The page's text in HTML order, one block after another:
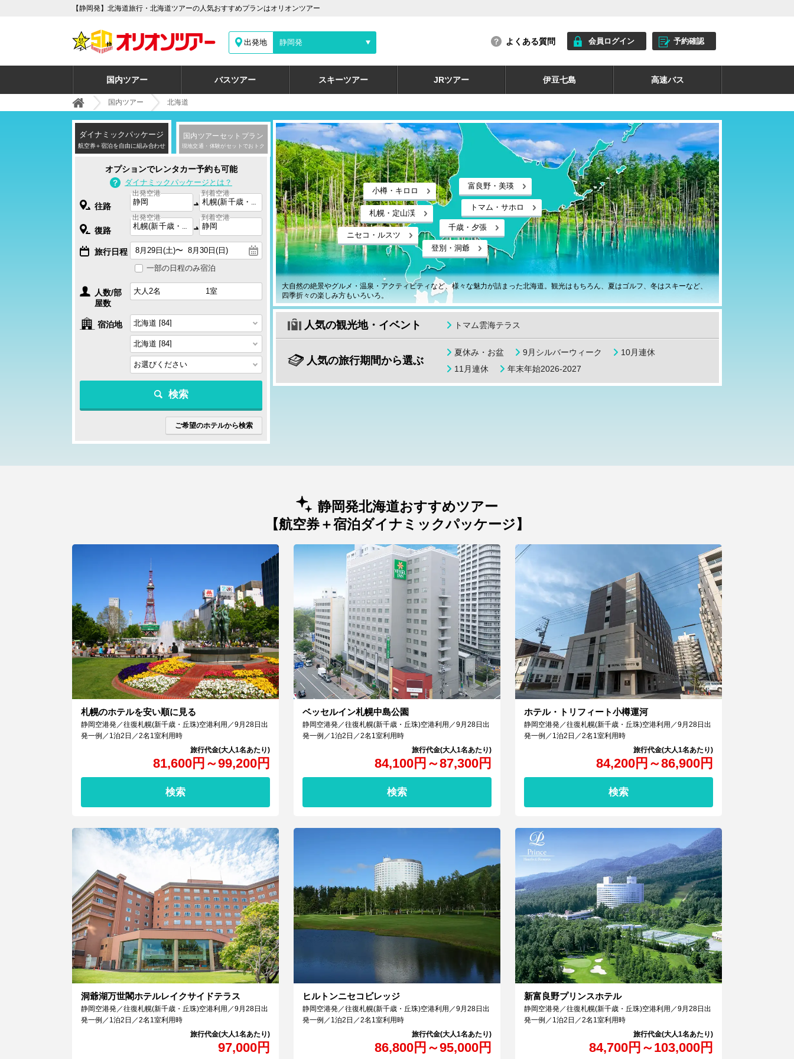
【静岡発】北海道旅行・北海道ツアーの人気おすすめプランはオリオンツアー
出発地 静岡発 よくある質問 会員ログイン 予約確認
国内ツアー バスツアー スキーツアー JRツアー 伊豆七島 高速バス
国内ツアー 北海道
札幌・定山渓
小樽・キロロ
千歳・夕張
ニセコ・ルスツ
登別・洞爺
富良野・美瑛
トマム・サホロ
大自然の絶景やグルメ・温泉・アクティビティなど、様々な魅力が詰まった北海道。観光はもちろん、夏はゴルフ、冬はスキーなど、
四季折々の楽しみ方もいろいろ。
人気の観光地・イベント トマム雲海テラス
人気の旅行期間から選ぶ
夏休み・お盆 9月シルバーウィーク
10月連休
11月連休
年末年始2026-2027
ダイナミックパッケージ
航空券＋宿泊を自由に組み合わせ
国内ツアー セットプラン
現地交通・体験がセットでおトク
オプションでレンタカー予約も可能
ダイナミックパッケージとは？
往路
出発空港 到着空港
復路
出発空港 到着空港
旅行日程
一部の日程のみ宿泊
人数/部
屋数
宿泊地
検索
ご希望のホテルから検索
静岡発北海道おすすめツアー
【航空券＋宿泊ダイナミックパッケージ】
札幌のホテルを安い順に見る
81,600円 ～99,200円
静岡空港発／往復札幌(新千歳・丘珠)空港利用／9月28日出
発一例／1泊2日／2名1室利用時
検索
ベッセルイン札幌中島公園
84,100円 ～87,300円
静岡空港発／往復札幌(新千歳・丘珠)空港利用／9月28日出
発一例／1泊2日／2名1室利用時
検索
ホテル・トリフィート小樽運河
84,200円 ～86,900円
静岡空港発／往復札幌(新千歳・丘珠)空港利用／9月28日出
発一例／1泊2日／2名1室利用時
検索
洞爺湖万世閣ホテルレイクサイドテラス
97,000円
静岡空港発／往復札幌(新千歳・丘珠)空港利用／9月28日出
発一例／1泊2日／2名1室利用時
ヒルトンニセコビレッジ
86,800円 ～95,000円
静岡空港発／往復札幌(新千歳・丘珠)空港利用／9月28日出
発一例／1泊2日／2名1室利用時
新富良野プリンスホテル
84,700円 ～103,000円
静岡空港発／往復札幌(新千歳・丘珠)空港利用／9月28日出
発一例／1泊2日／2名1室利用時